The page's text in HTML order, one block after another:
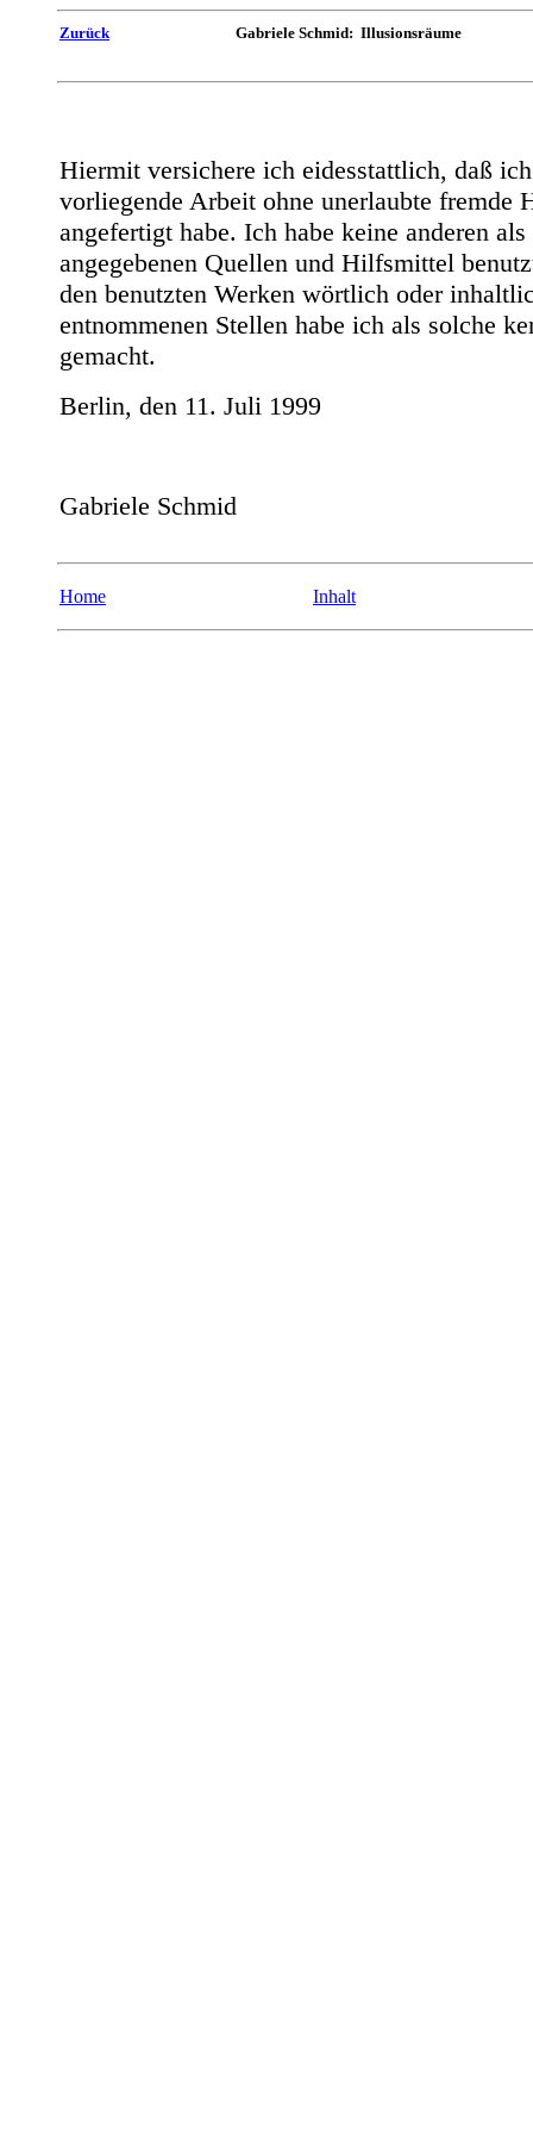
Zurück Gabriele Schmid: Illusionsräume
Hiermit versichere ich eidesstattlich, daß
vorliegende Arbeit ohne unerlaubte fremde
angefertigt habe. Ich habe keine anderen als
angegebenen Quellen und Hilfsmittel
den benutzten Werken wörtlich oder
entnommenen Stellen habe ich als solche
gemacht.
Berlin, den 11. Juli 1999
Gabriele Schmid
Home Inhalt